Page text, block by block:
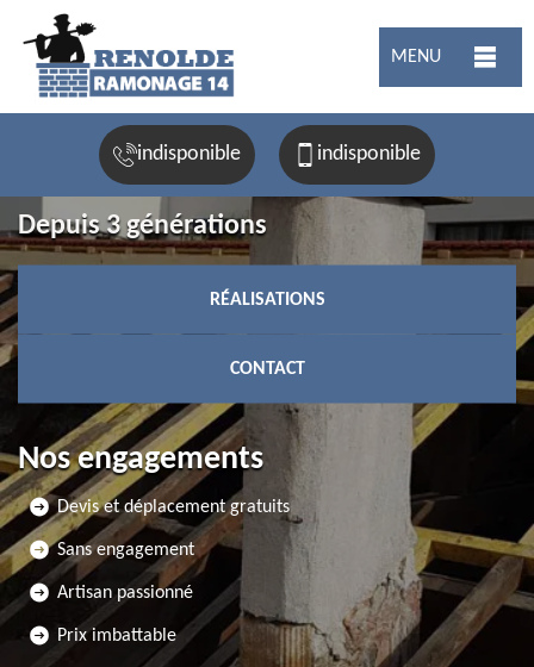
MENU
indisponible indisponible
Depuis 3 générations
RÉALISATIONS
CONTACT
Nos engagements
Devis et déplacement gratuits
Sans engagement
Artisan passionné
Prix imbattable